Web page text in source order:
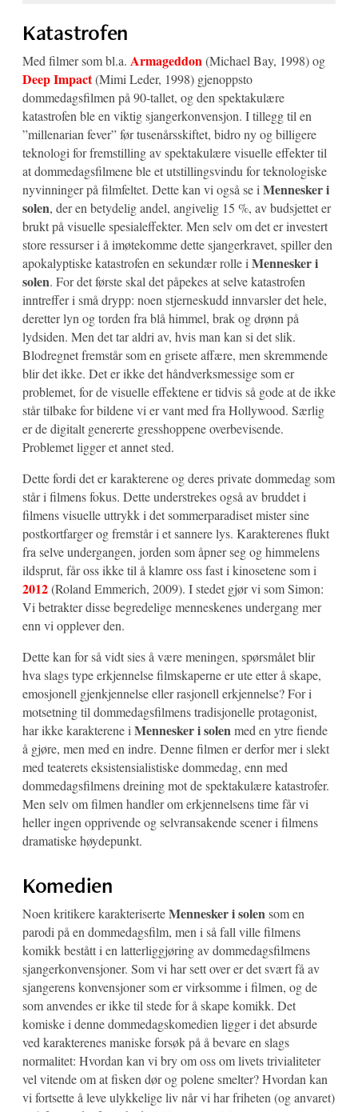
Katastrofen
Med filmer som bl.a. Armageddon(Michael Bay, 1998) og
Deep Impact(Mimi Leder, 1998) gjenoppsto
dommedagsfilmen på 90-tallet, og den spektakulære
katastrofen ble en viktig sjangerkonvensjon. I tillegg til en
”millenarian fever” før tusenårsskiftet, bidro ny og billigere
teknologi for fremstilling av spektakulære visuelle effekter til
at dommedagsfilmene ble et utstillingsvindu for teknologiske
nyvinninger på filmfeltet. Dette kan vi også se i Mennesker i
solen, der en betydelig andel, angivelig 15 %, av budsjettet er
brukt på visuelle spesialeffekter. Men selv om det er investert
store ressurser i å imøtekomme dette sjangerkravet, spiller den
apokalyptiske katastrofen en sekundær rolle i Mennesker i
solen. For det første skal det påpekes at selve katastrofen
inntreffer i små drypp: noen stjerneskudd innvarsler det hele,
deretter lyn og torden fra blå himmel, brak og drønn på
lydsiden. Men det tar aldri av, hvis man kan si det slik.
Blodregnet fremstår som en grisete affære, men skremmende
blir det ikke. Det er ikke det håndverksmessige som er
problemet, for de visuelle effektene er tidvis så gode at de ikke
står tilbake for bildene vi er vant med fra Hollywood. Særlig
er de digitalt genererte gresshoppene overbevisende.
Problemet ligger et annet sted.
Dette fordi det er karakterene og deres private dommedag som
står i filmens fokus. Dette understrekes også av bruddet i
filmens visuelle uttrykk i det sommerparadiset mister sine
postkortfarger og fremstår i et sannere lys. Karakterenes flukt
fra selve undergangen, jorden som åpner seg og himmelens
ildsprut, får oss ikke til å klamre oss fast i kinosetene som i
2012(Roland Emmerich, 2009). I stedet gjør vi som Simon:
Vi betrakter disse begredelige menneskenes undergang mer
enn vi opplever den.
Dette kan for så vidt sies å være meningen, spørsmålet blir
hva slags type erkjennelse filmskaperne er ute etter å skape,
emosjonell gjenkjennelse eller rasjonell erkjennelse? For i
motsetning til dommedagsfilmens tradisjonelle protagonist,
har ikke karakterene i Mennesker i solenmed en ytre fiende
å gjøre, men med en indre. Denne filmen er derfor mer i slekt
med teaterets eksistensialistiske dommedag, enn med
dommedagsfilmens dreining mot de spektakulære katastrofer.
Men selv om filmen handler om erkjennelsens time får vi
heller ingen opprivende og selvransakende scener i filmens
dramatiske høydepunkt.
Komedien
Noen kritikere karakteriserteMennesker i solensom en
parodi på en dommedagsfilm, men i så fall ville filmens
komikk bestått i en latterliggjøring av dommedagsfilmens
sjangerkonvensjoner. Som vi har sett over er det svært få av
sjangerens konvensjoner som er virksomme i filmen, og de
som anvendes er ikke til stede for å skape komikk. Det
komiske i denne dommedagskomedien ligger i det absurde
ved karakterenes maniske forsøk på å bevare en slags
normalitet: Hvordan kan vi bry om oss om livets trivialiteter
vel vitende om at fisken dør og polene smelter? Hvordan kan
vi fortsette å leve ulykkelige liv når vi har friheten (og anvaret)